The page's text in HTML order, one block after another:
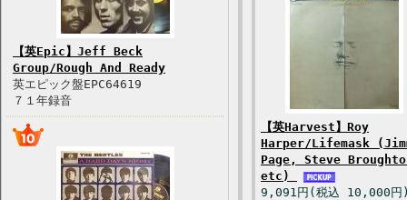
【英Epic】Jeff Beck
Group/Rough And Ready
英エピック盤EPC64619
７１年録音
【英Harvest】Roy
Harper/Lifemask
Page, Steve
etc)
9,091円(税込 10,000円